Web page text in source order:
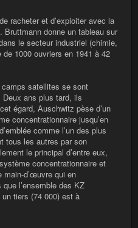
racheter et d’exploiter avec la
donne un tableau sur
le secteur industriel (chimie,
1000 ouvriers en 1941 à 42
satellites se sont
ans plus tard, ils
égard, Auschwitz pèse d’un
concentrationnaire jusqu’en
comme l’un des plus
tous les autres par son
le principal d’entre eux,
concentrationnaire et
main-d’œuvre qui en
l’ensemble des KZ
tiers (74 000) est à